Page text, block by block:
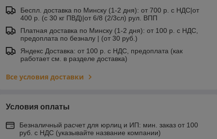
Беспл. доставка по Минску (1-2 дня): от 700 р. с НДС|от
400 р. (с 30 кг ПВД)|от 6/8 (2/3сл) рул. ВПП
Платная доставка по Минску (1-2 дня): от 100 р. с НДС,
предоплата по безналу | (от 30 руб.)
Яндекс Доставка: от 100 р. с НДС, предоплата (как
работает см. в разделе доставка)
Все условия доставки
Условия оплаты
Безналичный расчет для юрлиц и ИП: мин. заказ от 100
руб. с НДС (указывайте название компании)